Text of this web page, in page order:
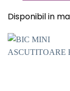
Disponibil in